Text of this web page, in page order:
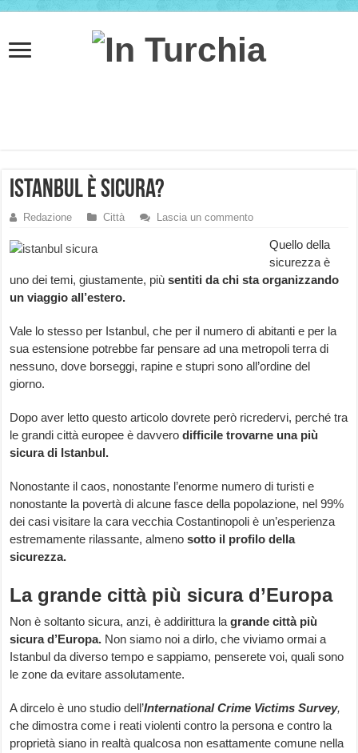
Istanbul è sicura?
Redazione Città Lascia un commento
Quello della
sicurezza è
uno dei temi, giustamente, piùsentiti da chi sta organizzando
un viaggio all’estero.
Vale lo stesso per Istanbul, che per il numero di abitanti e per la
sua estensione potrebbe far pensare ad una metropoli terra di
nessuno, dove borseggi, rapine e stupri sono all’ordine del
giorno.
Dopo aver letto questo articolo dovrete però ricredervi, perché tra
le grandi città europee è davverodifficile trovarne una più
sicura di Istanbul.
Nonostante il caos, nonostante l’enorme numero di turisti e
nonostante la povertà di alcune fasce della popolazione, nel 99%
dei casi visitare la cara vecchia Costantinopoli è un’esperienza
estremamente rilassante, almenosotto il profilo della
sicurezza.
La grande città più sicura d’Europa
Non è soltanto sicura, anzi, è addirittura lagrande città più
sicura d’Europa. Non siamo noi a dirlo, che viviamo ormai a
Istanbul da diverso tempo e sappiamo, penserete voi, quali sono
le zone da evitare assolutamente.
A dircelo è uno studio dell’International Crime Victims Survey,
che dimostra come i reati violenti contro la persona e contro la
proprietà siano in realtà qualcosa non esattamente comune nella